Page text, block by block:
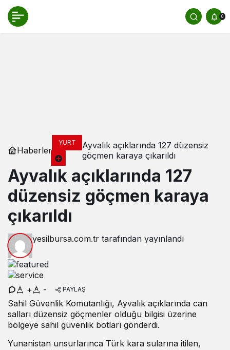
0
Haberler
YURT
Ayvalık açıklarında 127 düzensiz
göçmen karaya çıkarıldı
Ayvalık açıklarında 127
düzensiz göçmen karaya
çıkarıldı
yesilbursa.com.tr tarafından yayınlandı
+ - PAYLAŞ
Sahil Güvenlik Komutanlığı, Ayvalık açıklarında can
salları düzensiz göçmenler olduğu bilgisi üzerine
bölgeye sahil güvenlik botları gönderdi.
Yunanistan unsurlarınca Türk kara sularına itilen,